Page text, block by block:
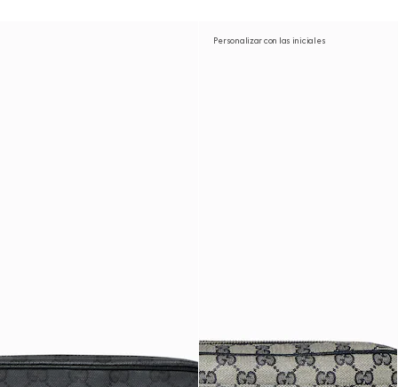
Personalizar con las iniciales